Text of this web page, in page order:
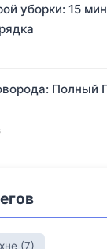
уборки: 15
Полный
(7)